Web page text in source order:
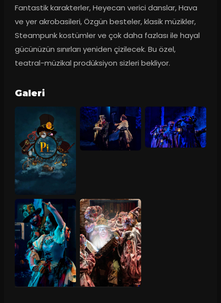
Fantastik karakterler, Heyecan verici danslar, Hava
ve yer akrobasileri, Özgün besteler, klasik müzikler,
Steampunk kostümler ve çok daha fazlası ile hayal
gücünüzün sınırları yeniden çizilecek. Bu özel,
teatral-müzikal prodüksiyon sizleri bekliyor.
Galeri